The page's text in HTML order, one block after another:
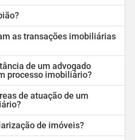
as transações imobiliárias
de um advogado
processo imobiliário?
de atuação de um
de imóveis?